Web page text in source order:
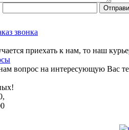
звонка
приехать к нам, то наш
вопрос на интересующую Вас